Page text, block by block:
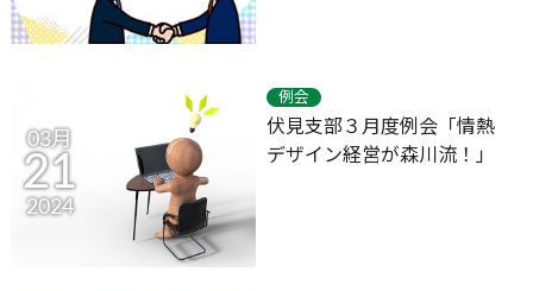
03月
21
2024
例会
伏見支部３月度例会「情熱
デザイン経営が森川流！」